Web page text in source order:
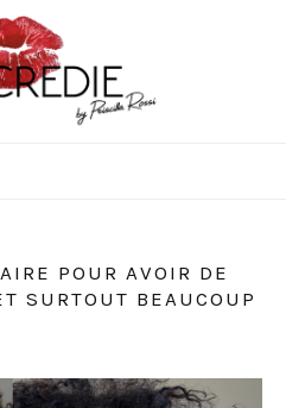
POUR AVOIR DE
SURTOUT BEAUCOUP